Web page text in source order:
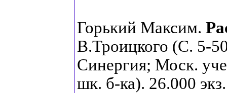
Горький Максим.
В.Троицкого (С. 5-
Синергия; Моск.
шк. б-ка). 26.000